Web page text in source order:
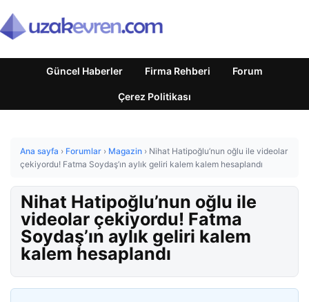
Güncel Haberler Firma Rehberi Forum
Çerez Politikası
Ana sayfa › Forumlar › Magazin › Nihat Hatipoğlu’nun oğlu ile videolar
çekiyordu! Fatma Soydaş’ın aylık geliri kalem kalem hesaplandı
Nihat Hatipoğlu’nun oğlu ile
videolar çekiyordu! Fatma
Soydaş’ın aylık geliri kalem
kalem hesaplandı